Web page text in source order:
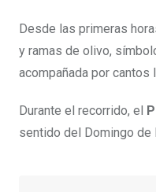
Desde las primeras
y ramas de olivo,
acompañada por
Durante el recorrido, el
sentido del Domingo de